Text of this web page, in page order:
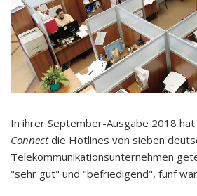
In ihrer September-Ausgabe 2018
Connectdie Hotlines von sieben
Telekommunikationsunternehmen
"sehr gut" und "befriedigend", fünf